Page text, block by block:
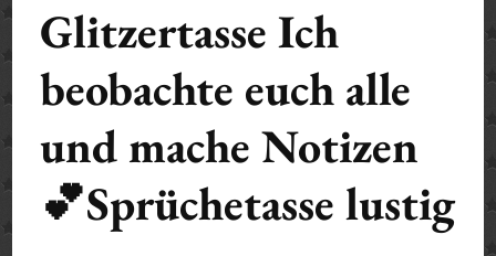
Glitzertasse Ich
beobachte euch alle
und mache Notizen
💕Sprüchetasse lustig